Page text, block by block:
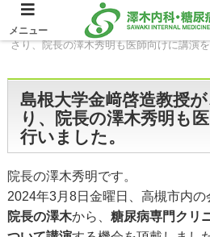
ホーム イベント
島根
さり、院長の澤木秀明も医師向けに講演
島根大学金﨑啓造教授
り、院長の澤木秀明も
行いました。
院長の澤木秀明です。
2024年3月8日金曜日、高槻市内の
院長の澤木から、 糖尿病専門クリ
メニュー